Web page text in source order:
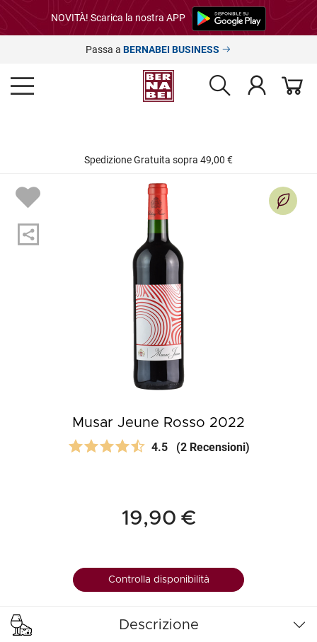
NOVITÀ! Scarica la nostra APP
Passa a BERNABEI BUSINESS
Spedizione Gratuita sopra 49,00 €
Musar Jeune Rosso 2022
4.5 (2 Recensioni)
19,90 €
Controlla disponibilità
Descrizione